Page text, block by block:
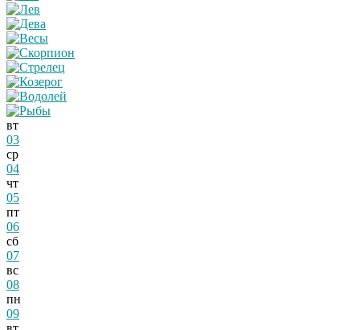
вт
03
ср
04
чт
05
пт
06
сб
07
вс
08
пн
09